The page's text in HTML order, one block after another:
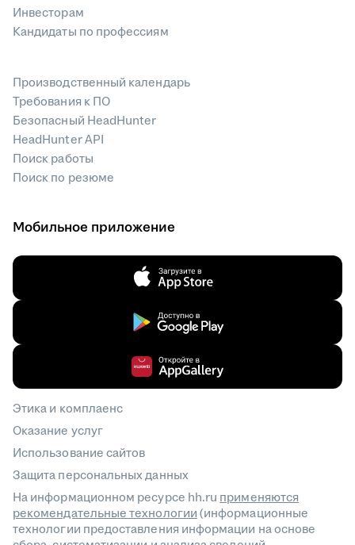
Инвесторам
Кандидаты по профессиям
Производственный календарь
Требования к ПО
Безопасный HeadHunter
HeadHunter API
Поиск работы
Поиск по резюме
Мобильное приложение
Этика и комплаенс
Оказание услуг
Использование сайтов
Защита персональных данных
На информационном ресурсе hh.ru применяются
рекомендательные технологии(информационные
технологии предоставления информации на основе